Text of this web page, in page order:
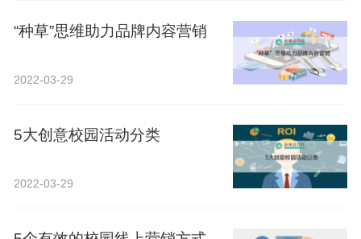
“种草”思维助力品牌内容营销
2022-03-29
5大创意校园活动分类
2022-03-29